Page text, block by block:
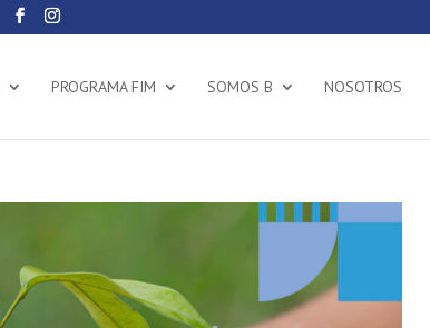
PROGRAMA FIM SOMOS B NOSOTROS